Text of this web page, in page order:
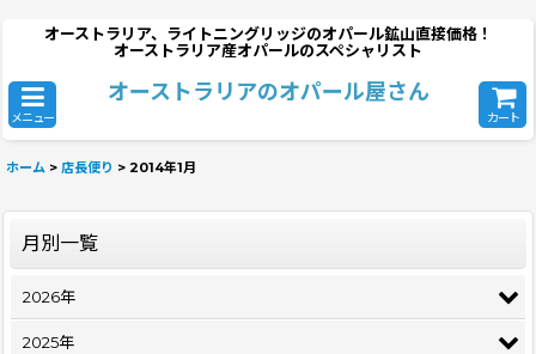
オーストラリア、ライトニングリッジのオパール鉱山直接価格！
オーストラリア産オパールのスペシャリスト
メニュー
オーストラリアのオパール屋さん
カート
ホーム > 店長便り > 2014年1月
月別一覧
2026年
2025年